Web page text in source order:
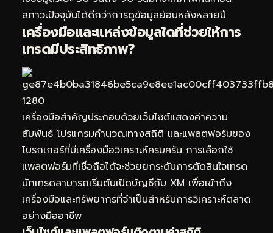
สภาวะปัจจุบันได้ดีกว่าการดูข้อมูลย้อนหลังหลายปี
เครื่องมือและแหล่งข้อมูลใดที่ช่วยให้การ
เทรดมีประสิทธิภาพ?
เครื่องมือสำคัญประกอบด้วยเว็บไซต์แสดงค่าความ
สัมพันธ์ โปรแกรมคำนวณทางสถิติ และแพลตฟอร์มของ
โบรกเกอร์ที่มีเครื่องมือวิเคราะห์ครบครัน การเลือกใช้
แพลตฟอร์มที่เชื่อถือได้จะช่วยยกระดับการตัดสินใจเทรด
นักเทรดสามารถเริ่มต้นเปิดบัญชีกับ XM เพื่อเข้าถึง
เครื่องมือและทรัพยากรที่จำเป็นสำหรับการวิเคราะห์ตลาด
อย่างมืออาชีพ